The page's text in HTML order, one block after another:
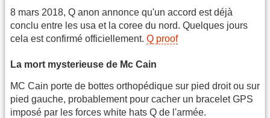
8 mars 2018, Q anon annonce qu'un accord est déjà
conclu entre les usa et la coree du nord. Quelques jours
cela est confirmé officiellement. Q proof
La mort mysterieuse de Mc Cain
MC Cain porte de bottes orthopédique sur pied droit ou sur
pied gauche, probablement pour cacher un bracelet GPS
imposé par les forces white hats Q de l'armée.